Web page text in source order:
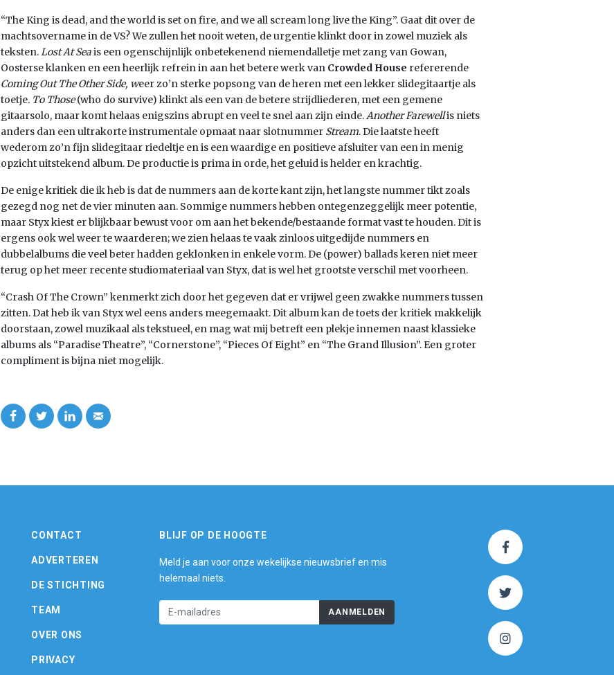
“The King is dead, and the world is set on fire, and we all scream long live the King”. Gaat dit over de
machtsovername in de VS? We zullen het nooit weten, de urgentie klinkt door in zowel muziek als
teksten.Lost At Seais een ogenschijnlijk onbetekenend niemendalletje met zang van Gowan,
Oosterse klanken en een heerlijk refrein in aan het betere werk van Crowded House refererende
Coming Out The Other Side, weer zo’n sterke popsong van de heren met een lekker slidegitaartje als
toetje. To Those(who do survive) klinkt als een van de betere strijdliederen, met een gemene
gitaarsolo, maar komt helaas enigszins abrupt en veel te snel aan zijn einde.Another Farewellis niets
anders dan een ultrakorte instrumentale opmaat naar slotnummer Stream. Die laatste heeft
wederom zo’n fijn slidegitaar riedeltje en is een waardige en positieve afsluiter van een in menig
opzicht uitstekend album. De productie is prima in orde, het geluid is helder en krachtig.
De enige kritiek die ik heb is dat de nummers aan de korte kant zijn, het langste nummer tikt zoals
gezegd nog net de vier minuten aan. Sommige nummers hebben ontegenzeggelijk meer potentie,
maar Styx kiest er blijkbaar bewust voor om aan het bekende/bestaande format vast te houden. Dit is
ergens ook wel weer te waarderen; we zien helaas te vaak zinloos uitgedijde nummers en
dubbelalbums die veel beter hadden geklonken in enkele vorm. De (power) ballads keren niet meer
terug op het meer recente studiomateriaal van Styx, dat is wel het grootste verschil met voorheen.
“Crash Of The Crown” kenmerkt zich door het gegeven dat er vrijwel geen zwakke nummers tussen
zitten. Dat heb ik van Styx wel eens anders meegemaakt. Dit album kan de toets der kritiek makkelijk
doorstaan, zowel muzikaal als tekstueel, en mag wat mij betreft een plekje innemen naast klassieke
albums als “Paradise Theatre”, “Cornerstone”, “Pieces Of Eight” en “The Grand Illusion”. Een groter
compliment is bijna niet mogelijk.
CONTACT
ADVERTEREN
DE STICHTING
TEAM
OVER ONS
PRIVACY
BLIJF OP DE HOOGTE
Meld je aan voor onze wekelijkse nieuwsbrief en mis
helemaal niets.
AANMELDEN